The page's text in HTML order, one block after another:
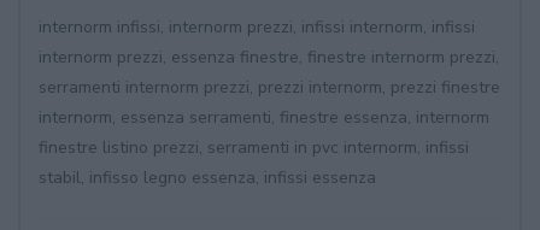
internorm infissi, internorm prezzi, infissi internorm, infissi
internorm prezzi, essenza finestre, finestre internorm prezzi,
serramenti internorm prezzi, prezzi internorm, prezzi finestre
internorm, essenza serramenti, finestre essenza, internorm
finestre listino prezzi, serramenti in pvc internorm, infissi
stabil, infisso legno essenza, infissi essenza